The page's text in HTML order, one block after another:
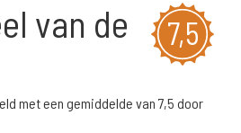
7,5
van de
met een gemiddelde van 7,5 door